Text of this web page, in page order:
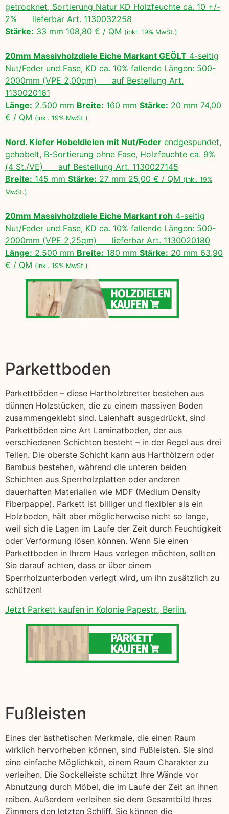
getrocknet, Sortierung Natur KD Holzfeuchte ca. 10 +/-
2% lieferbar Art. 1130032258
Stärke: 33 mm 108,80 € / QM (inkl. 19% MwSt.)
20mm Massivholzdiele Eiche Markant GEÖLT 4-seitig
Nut/Feder und Fase, KD ca. 10% fallende Längen: 500-
2000mm (VPE 2,00qm) auf Bestellung Art.
1130020161
Länge: 2.500 mm Breite: 160 mm Stärke: 20 mm 74,00
€ / QM (inkl. 19% MwSt.)
Nord. Kiefer Hobeldielen mit Nut/Feder endgespundet,
gehobelt, B-Sortierung ohne Fase, Holzfeuchte ca. 9%
(4 St./VE) auf Bestellung Art. 1130027145
Breite: 145 mm Stärke: 27 mm 25,00 € / QM (inkl. 19%
MwSt.)
20mm Massivholzdiele Eiche Markant roh 4-seitig
Nut/Feder und Fase, KD ca. 10% fallende Längen: 500-
2000mm (VPE 2,25qm) lieferbar Art. 1130020180
Länge: 2.500 mm Breite: 180 mm Stärke: 20 mm 63,90
€ / QM (inkl. 19% MwSt.)
Parkettboden
Parkettböden – diese Hartholzbretter bestehen aus
dünnen Holzstücken, die zu einem massiven Boden
zusammengeklebt sind. Laienhaft ausgedrückt, sind
Parkettböden eine Art Laminatboden, der aus
verschiedenen Schichten besteht – in der Regel aus drei
Teilen. Die oberste Schicht kann aus Harthölzern oder
Bambus bestehen, während die unteren beiden
Schichten aus Sperrholzplatten oder anderen
dauerhaften Materialien wie MDF (Medium Density
Fiberpappe). Parkett ist billiger und flexibler als ein
Holzboden, hält aber möglicherweise nicht so lange,
weil sich die Lagen im Laufe der Zeit durch Feuchtigkeit
oder Verformung lösen können. Wenn Sie einen
Parkettboden in Ihrem Haus verlegen möchten, sollten
Sie darauf achten, dass er über einem
Sperrholzunterboden verlegt wird, um ihn zusätzlich zu
schützen!
Jetzt Parkett kaufen in Kolonie Papestr., Berlin.
Fußleisten
Eines der ästhetischen Merkmale, die einen Raum
wirklich hervorheben können, sind Fußleisten. Sie sind
eine einfache Möglichkeit, einem Raum Charakter zu
verleihen. Die Sockelleiste schützt Ihre Wände vor
Abnutzung durch Möbel, die im Laufe der Zeit an ihnen
reiben. Außerdem verleihen sie dem Gesamtbild Ihres
Zimmers den letzten Schliff. Sie können die